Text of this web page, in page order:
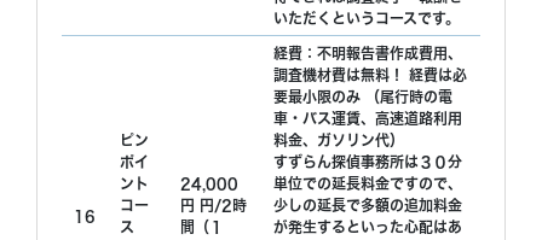
いただくというコースです。
16
ピン
ポイ
ント
コー
ス
24,000
円 円/2時
間（１
経費：不明報告書作成費用、
調査機材費は無料！ 経費は必
要最小限のみ （尾行時の電
車・バス運賃、高速道路利用
料金、ガソリン代）
すずらん探偵事務所は３０分
単位での延長料金ですので、
少しの延長で多額の追加料金
が発生するといった心配はあ